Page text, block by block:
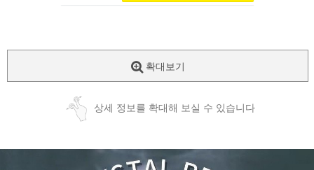
확대보기
상세 정보를 확대해 보실 수 있습니다